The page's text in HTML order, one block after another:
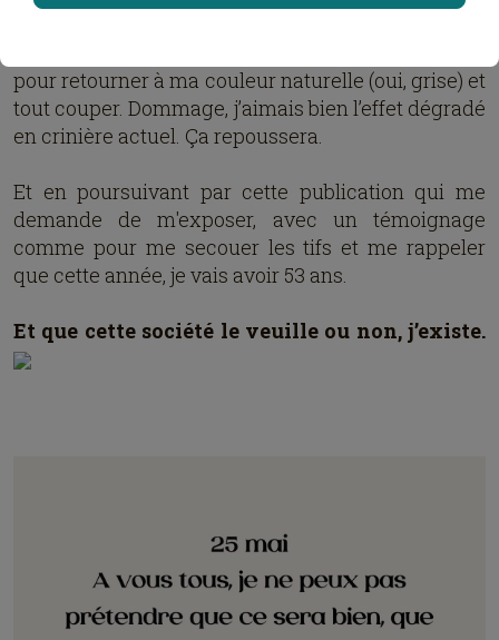
pour retourner à ma couleur naturelle (oui, grise) et
tout couper. Dommage, j’aimais bien l’effet dégradé
en crinière actuel. Ça repoussera.
Et en poursuivant par cette publication qui me
demande de m'exposer, avec un témoignage
comme pour me secouer les tifs et me rappeler
que cette année, je vais avoir 53 ans.
Et que cette société le veuille ou non, j’existe.